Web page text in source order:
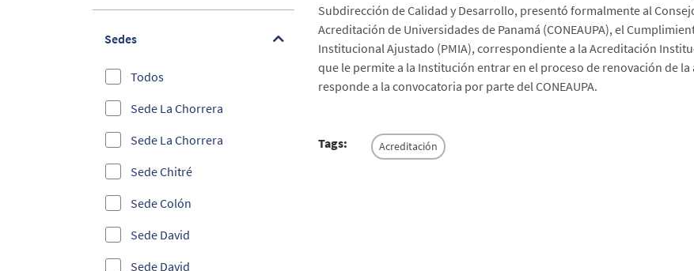
Empleabilidad
Entrega de Becas
Emprendimiento e
Innovación
Foros Internacionales y
Sedes
Todos
Sede La Chorrera
Sede La Chorrera
Sede Chitré
Sede Colón
Sede David
Sede David
Subdirección de Calidad y Desarrollo, presentó formalmente al
Acreditación de Universidades de Panamá (CONEAUPA), el
Institucional Ajustado (PMIA), correspondiente a la Acreditación
que le permite a la Institución entrar en el proceso de renovación de
responde a la convocatoria por parte del CONEAUPA.
Tags: Acreditación